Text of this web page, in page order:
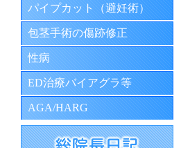
パイプカット（避妊術）
包茎手術の傷跡修正
性病
ED治療バイアグラ等
AGA/HARG